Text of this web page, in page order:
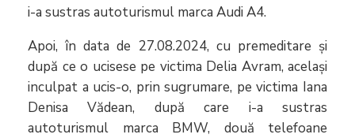
i-a sustras autoturismul marca Audi A4.
Apoi, în data de 27.08.2024, cu premeditare și
după ce o ucisese pe victima Delia Avram, acelaşi
inculpat a ucis-o, prin sugrumare, pe victima Iana
Denisa Vădean, după care i-a sustras
autoturismul marca BMW, două telefoane